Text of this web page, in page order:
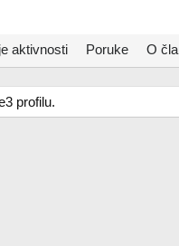
aktivnosti Poruke O
profilu.